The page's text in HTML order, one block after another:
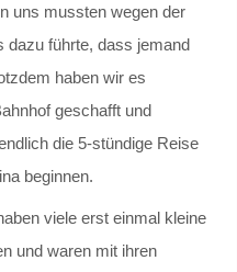
uns mussten wegen der
dazu führte, dass jemand
haben wir es
geschafft und
die 5-stündige Reise
beginnen.
viele erst einmal kleine
und waren mit ihren